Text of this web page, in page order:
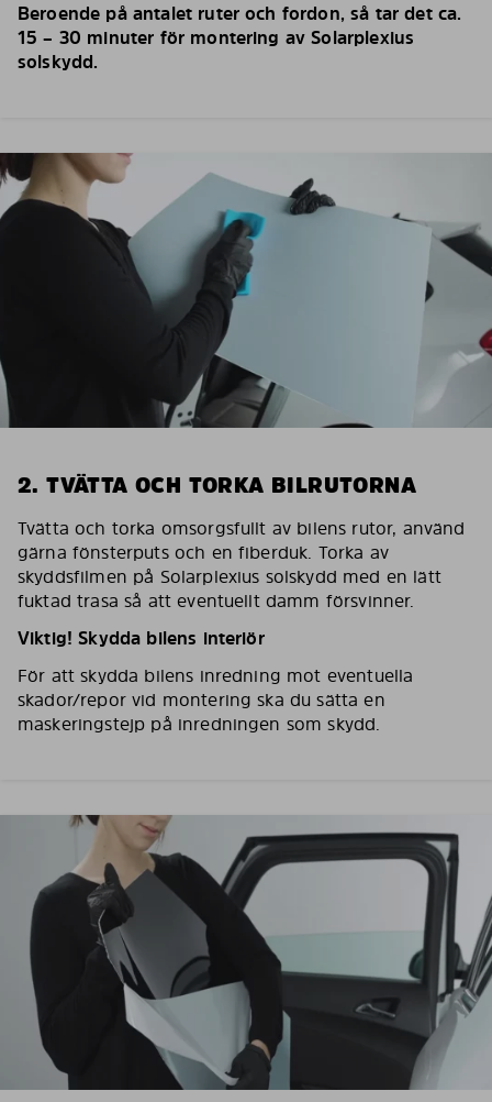
Beroende på antalet ruter och fordon, så tar det ca.
15 – 30 minuter för montering av Solarplexius
solskydd.
2. TVÄTTA OCH TORKA BILRUTORNA
Tvätta och torka omsorgsfullt av bilens rutor, använd
gärna fönsterputs och en fiberduk. Torka av
skyddsfilmen på Solarplexius solskydd med en lätt
fuktad trasa så att eventuellt damm försvinner.
Viktig! Skydda bilens interiör
För att skydda bilens inredning mot eventuella
skador/repor vid montering ska du sätta en
maskeringstejp på inredningen som skydd.